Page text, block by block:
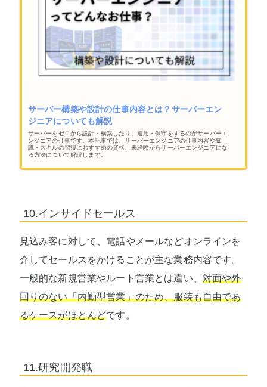
サーバー構築や設計の仕事内容とは？サーバーエン
ジニアについても解説
サーバーをゼロから設計・構築したり、運用・保守をするのがサーバーエ
ンジニアの仕事です。本記事では、サーバーエンジニアの仕事内容や知
識・スキルの習得におすすめの資格、未経験からサーバーエンジニアにな
る方法について解説します。
10.インサイドセールス
見込み客に対して、電話やメールなどオンラインを
介してセールスをかけることが主な業務内容です。
一般的な新規営業やルート営業とは違い、 対面や外
回りのない「内勤型営業」のため、服装も自由であ
るケースがほとんどです。
11.研究開発職